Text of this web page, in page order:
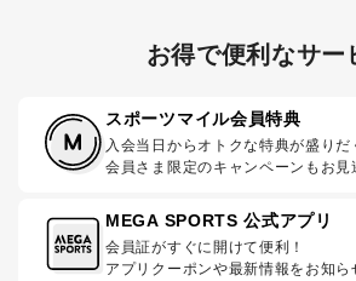
お得で便利なサー
スポーツマイル会員特典
入会当日からオトクな特典が盛りだ
会員さま限定のキャンペーンもお見
MEGA SPORTS 公式アプリ
会員証がすぐに開けて便利！
アプリクーポンや最新情報をお知ら